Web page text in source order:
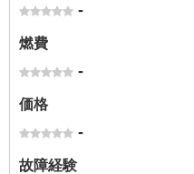
-
燃費
-
価格
-
故障経験